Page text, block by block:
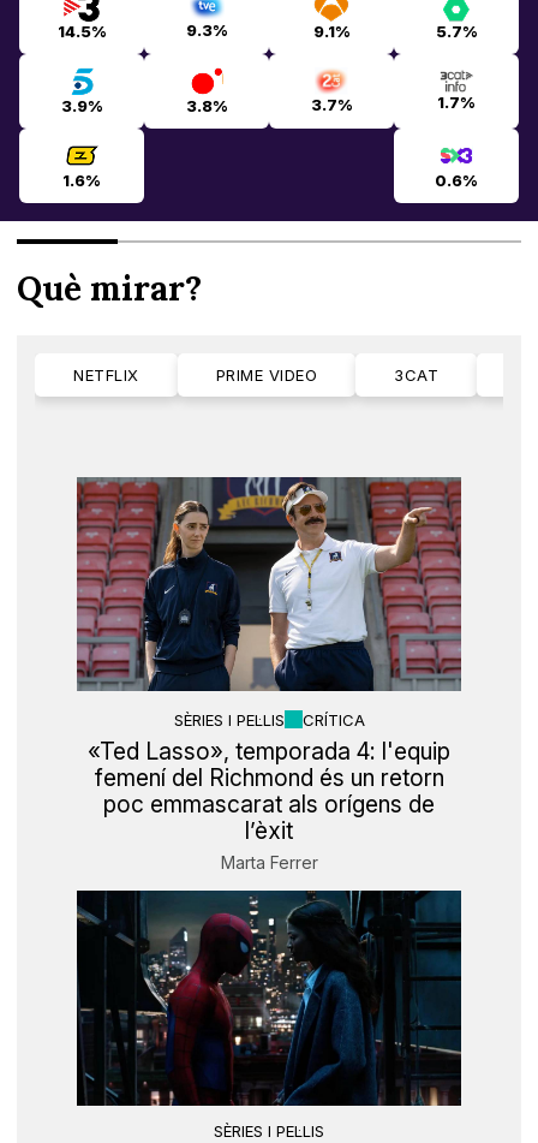
14.5% 9.3% 9.1% 5.7%
3.9% 3.8% 3.7% 1.7%
1.6% 0.6%
Què mirar?
NETFLIX PRIME VIDEO 3CAT
SÈRIES I PEL·LIS CRÍTICA
«Ted Lasso», temporada 4: l'equip
femení del Richmond és un retorn
poc emmascarat als orígens de
l’èxit
Marta Ferrer
SÈRIES I PEL·LIS